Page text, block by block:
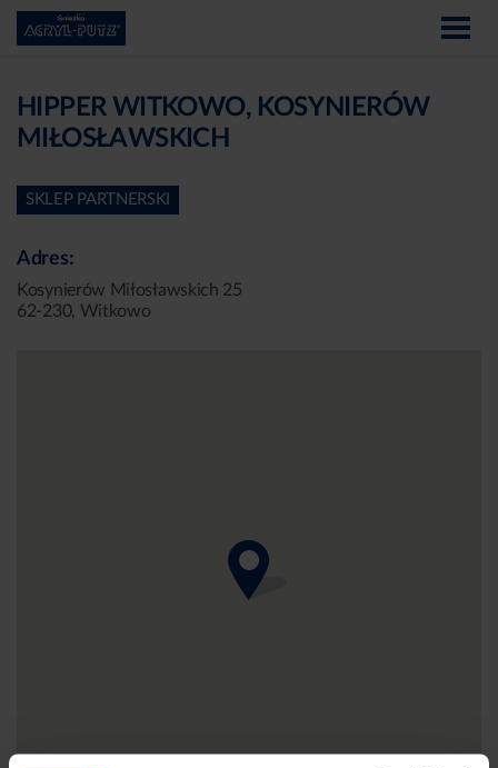
HIPPER WITKOWO, KOSYNIERÓW
MIŁOSŁAWSKICH
SKLEP PARTNERSKI
Adres:
Kosynierów Miłosławskich 25
62-230, Witkowo